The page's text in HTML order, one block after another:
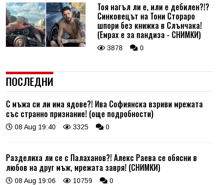
Тоя нагъл ли е, или е дебилен?!?
Синковецът на Тони Стораро
шпори без книжка в Слънчака!
(Емрах е за пандиза - СНИМКИ)
3878 0
ПОСЛЕДНИ
С мъжа си ли има ядове?! Ива Софиянска взриви мрежата
със странно признание! (още подробности)
08 Aug 19:40 3325 0
Разделиха ли се с Палаханов?! Алекс Раева се обясни в
любов на друг мъж, мрежата завря! (СНИМКИ)
08 Aug 19:06 10759 0